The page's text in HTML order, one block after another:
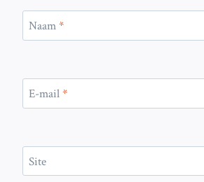
Naam*
E-mail*
Site